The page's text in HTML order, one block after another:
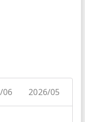
06 2026/05